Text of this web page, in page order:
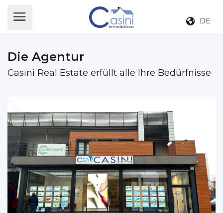
DE
Die Agentur
Casini Real Estate erfüllt alle Ihre Bedürfnisse